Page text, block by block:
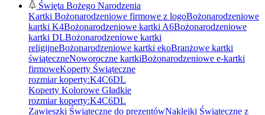
Święta Bożego Narodzenia
Kartki Bożonarodzeniowe firmowe z logoBożonarodzeniowe
kartki K4Bożonarodzeniowe kartki A6Bożonarodzeniowe
kartki DLBożonarodzeniowe kartki
religijneBożonarodzeniowe kartki ekoBranżowe kartki
świąteczneNoworoczne kartkiBożonarodzeniowe e-kartki
firmoweKoperty Świąteczne
rozmiar koperty:K4C6DL
Koperty Kolorowe Gładkie
rozmiar koperty:K4C6DL
Zawieszki Świąteczne do prezentówNaklejki Świąteczne z